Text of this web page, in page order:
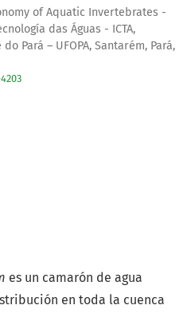
of Aquatic Invertebrates -
das Águas - ICTA,
Pará – UFOPA, Santarém, Pará,
es un camarón de agua
en toda la cuenca